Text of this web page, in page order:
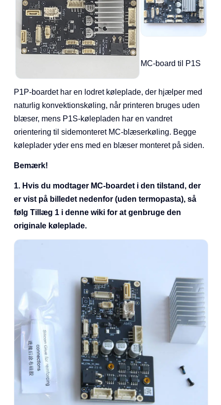
MC-board til P1S
P1P-boardet har en lodret køleplade, der hjælper med
naturlig konvektionskøling, når printeren bruges uden
blæser, mens P1S-kølepladen har en vandret
orientering til sidemonteret MC-blæserkøling. Begge
køleplader yder ens med en blæser monteret på siden.
Bemærk!
1. Hvis du modtager MC-boardet i den tilstand, der
er vist på billedet nedenfor (uden termopasta), så
følg Tillæg 1 i denne wiki for at genbruge den
originale køleplade.